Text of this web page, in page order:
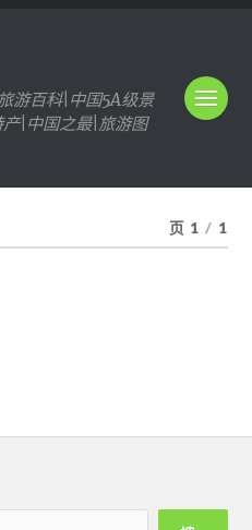
游百科|中国5A级景
|中国之最|旅游图
页 1 / 1